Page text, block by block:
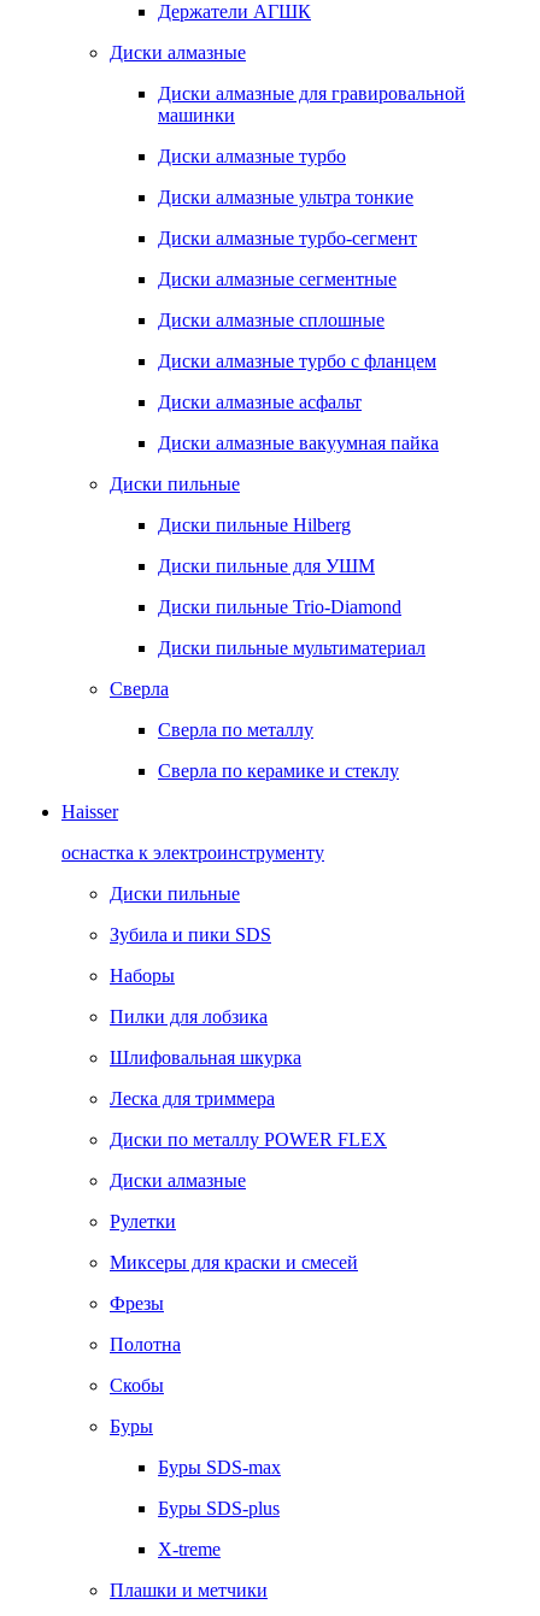
Держатели АГШК
Диски алмазные
Диски алмазные для гравировальной
машинки
Диски алмазные турбо
Диски алмазные ультра тонкие
Диски алмазные турбо-сегмент
Диски алмазные сегментные
Диски алмазные сплошные
Диски алмазные турбо с фланцем
Диски алмазные асфальт
Диски алмазные вакуумная пайка
Диски пильные
Диски пильные Hilberg
Диски пильные для УШМ
Диски пильные Trio-Diamond
Диски пильные мультиматериал
Сверла
Сверла по металлу
Сверла по керамике и стеклу
Haisser
оснастка к электроинструменту
Диски пильные
Зубила и пики SDS
Наборы
Пилки для лобзика
Шлифовальная шкурка
Леска для триммера
Диски по металлу POWER FLEX
Диски алмазные
Рулетки
Миксеры для краски и смесей
Фрезы
Полотна
Скобы
Буры
Буры SDS-max
Буры SDS-plus
X-treme
Плашки и метчики